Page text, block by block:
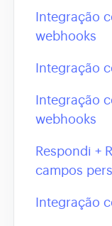
Integração
webhooks
Integração
Integração
webhooks
Respondi +
campos
Integração